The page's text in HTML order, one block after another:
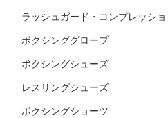
ラッシュガード・コンプレッショ
ボクシンググローブ
ボクシングシューズ
レスリングシューズ
ボクシングショーツ